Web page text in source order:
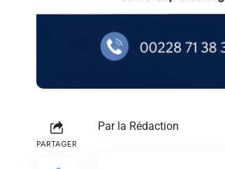
PARTAGER
Par la Rédaction